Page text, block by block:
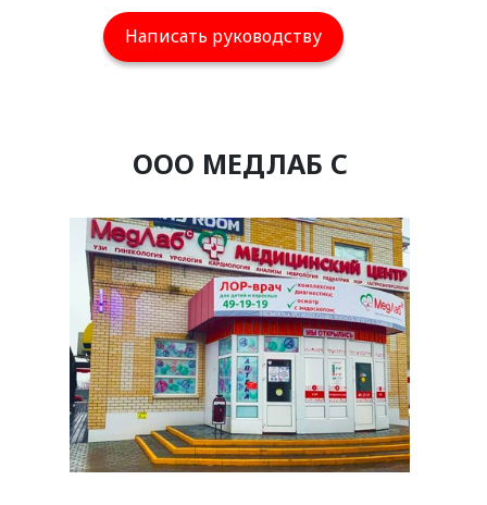
Написать руководству
ООО МЕДЛАБ С